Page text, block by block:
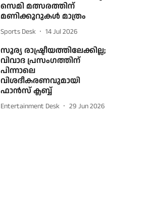
സെമി മത്സരത്തിന്
മണിക്കൂറുകള്‍ മാത്രം
Sports Desk 14 Jul 2026
സൂര്യ രാഷ്ട്രീയത്തിലേക്കില്ല;
വിവാദ പ്രസംഗത്തിന്
പിന്നാലെ
വിശദീകരണവുമായി
ഫാൻസ് ക്ലബ്ബ്
Entertainment Desk 29 Jun 2026